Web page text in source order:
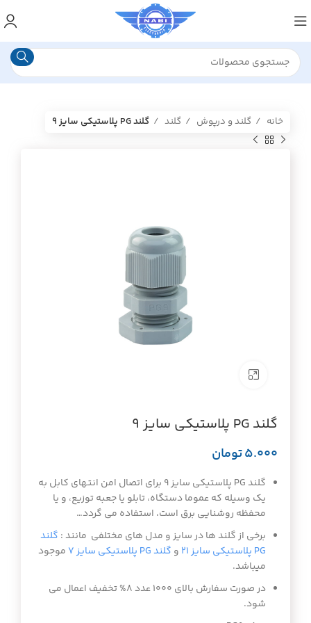
خانه گلند و درپوش گلند گلند PG پلاستیکی سایز 9
گلند PG پلاستیکی سایز 9
تومان
گلند PG پلاستیکی سایز 9 برای اتصال امن انتهای کابل به
یک وسیله که عموما دستگاه، تابلو یا جعبه توزیع، و یا
محفظه روشنایی برق است، استفاده می گردد…
برخی از گلند ها در سایز و مدل های مختلفی مانند : گلند
PG پلاستیکی سایز 21
و گلند PG پلاستیکی سایز 7
موجود
میباشد.
در صورت سفارش بالای ۱۰۰۰ عدد ۸% تخفیف اعمال می
شود.